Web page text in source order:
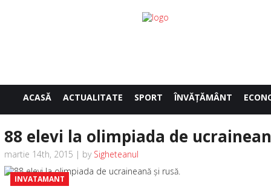
ACASĂ ACTUALITATE SPORT ÎNVĂŢĂMÂNT
88 elevi la olimpiada de
martie 14th, 2015 | by Sigheteanul
INVATAMANT